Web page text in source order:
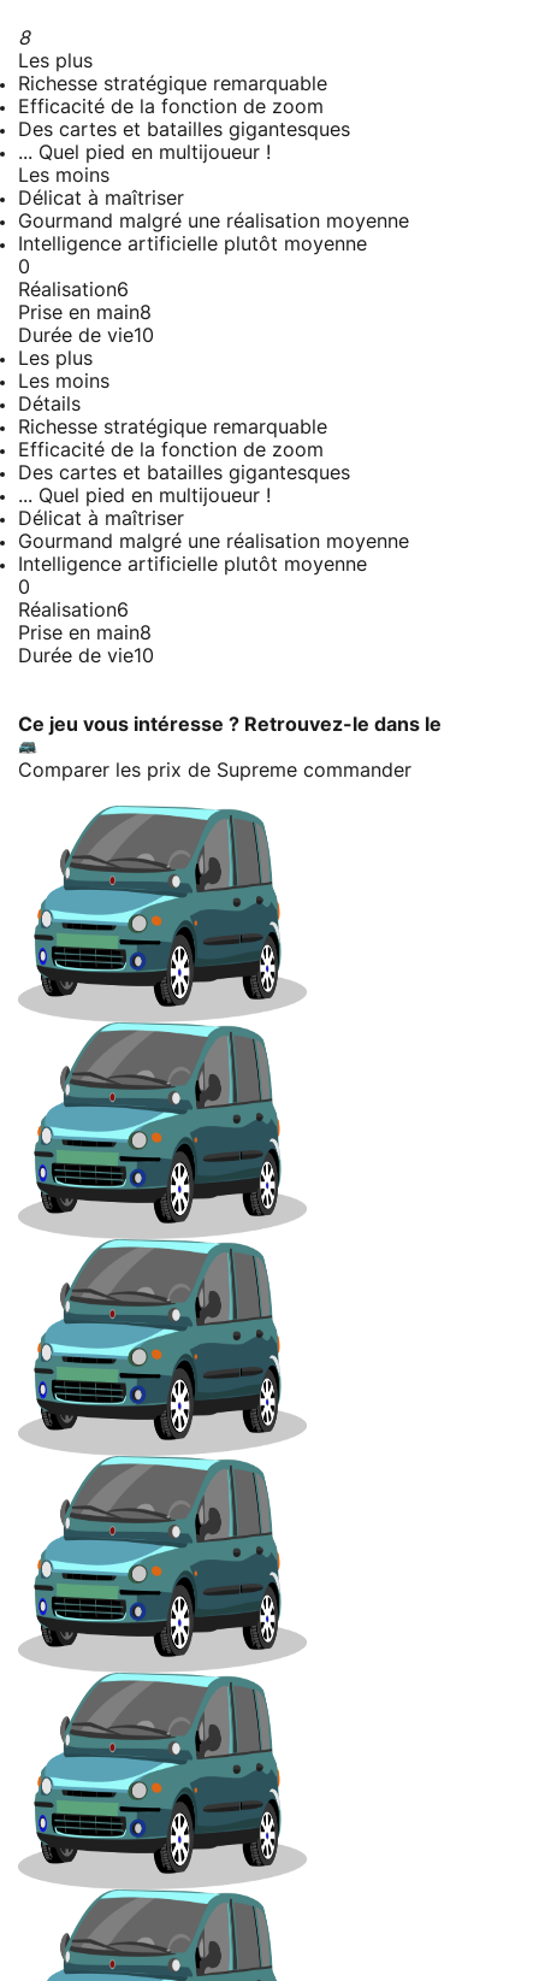
8
Les plus
Richesse stratégique remarquable
Efficacité de la fonction de zoom
Des cartes et batailles gigantesques
... Quel pied en multijoueur !
Les moins
Délicat à maîtriser
Gourmand malgré une réalisation moyenne
Intelligence artificielle plutôt moyenne
0
Réalisation6
Prise en main8
Durée de vie10
Les plus
Les moins
Détails
Richesse stratégique remarquable
Efficacité de la fonction de zoom
Des cartes et batailles gigantesques
... Quel pied en multijoueur !
Délicat à maîtriser
Gourmand malgré une réalisation moyenne
Intelligence artificielle plutôt moyenne
0
Réalisation6
Prise en main8
Durée de vie10
Ce jeu vous intéresse ? Retrouvez-le dans le
Comparer les prix de Supreme commander